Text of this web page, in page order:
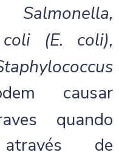
Salmonella,
coli (E. coli),
causar
quando
de